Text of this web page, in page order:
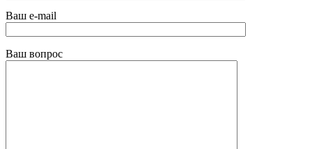
Ваш e-mail
Ваш вопрос